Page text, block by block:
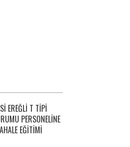
EREĞLİ T TİPİ
PERSONELİNE
EĞİTİMİ